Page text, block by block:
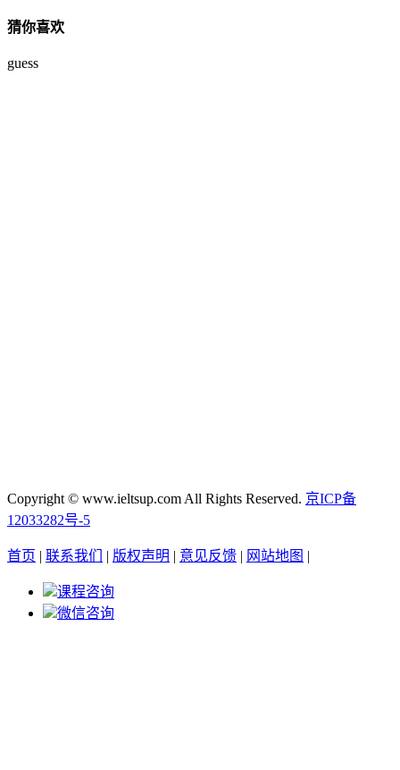
猜你喜欢
guess
Copyright © www.ieltsup.com All Rights Reserved. 京ICP备
12033282号-5
首页 | 联系我们 | 版权声明 | 意见反馈 | 网站地图 |
课程咨询
微信咨询